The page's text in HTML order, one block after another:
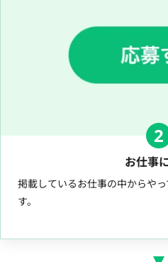
2
お仕事
掲載しているお仕事の中からや
す。